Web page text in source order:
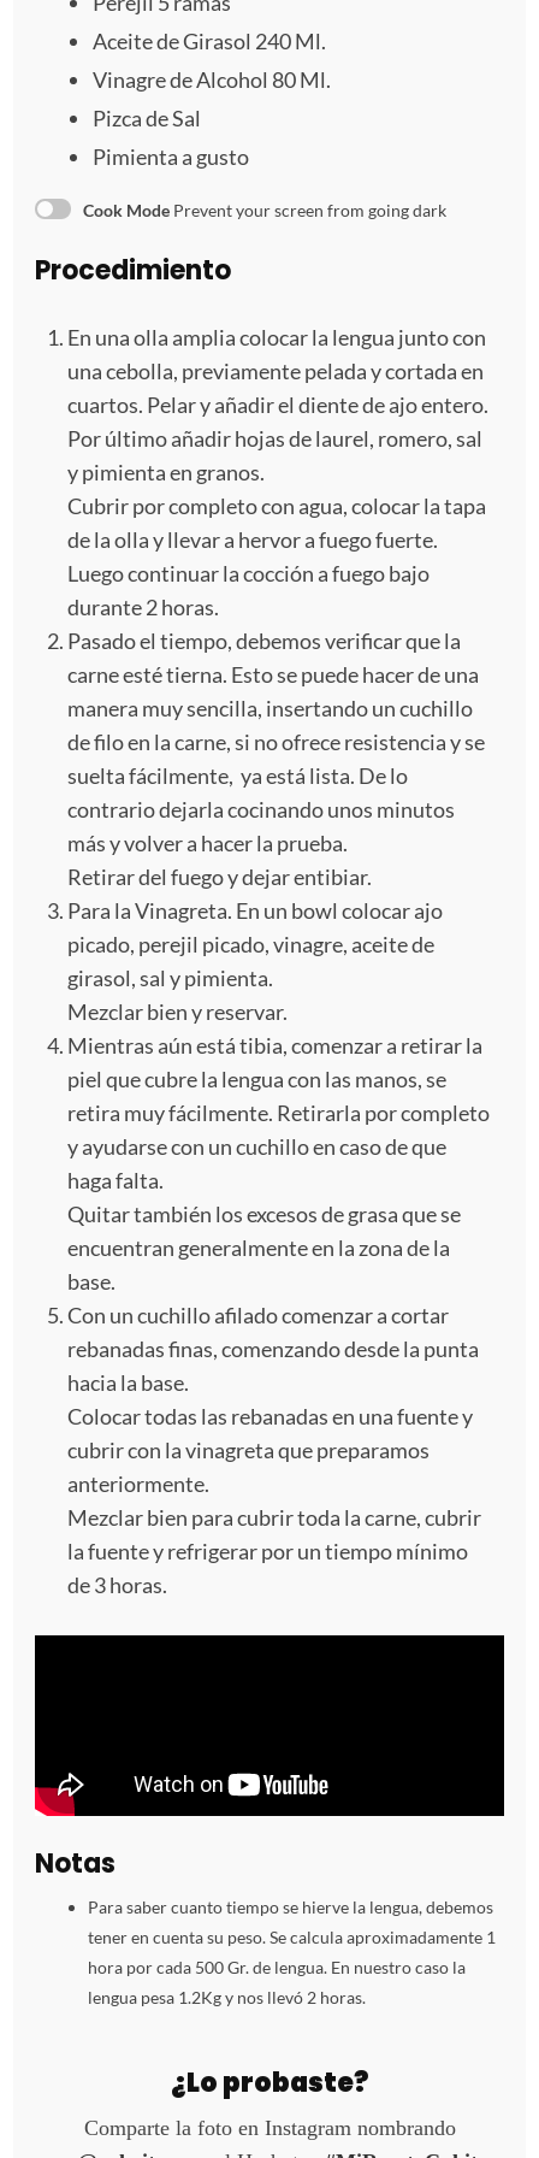
Aceite de Girasol 240 Ml.
Vinagre de Alcohol 80 Ml.
Pizca de Sal
Pimienta a gusto
Cook Mode Prevent your screen from going dark
Procedimiento
En una olla amplia colocar la lengua junto con
una cebolla, previamente pelada y cortada en
cuartos. Pelar y añadir el diente de ajo entero.
Por último añadir hojas de laurel, romero, sal
y pimienta en granos.
Cubrir por completo con agua, colocar la tapa
de la olla y llevar a hervor a fuego fuerte.
Luego continuar la cocción a fuego bajo
durante 2 horas.
Pasado el tiempo, debemos verificar que la
carne esté tierna. Esto se puede hacer de una
manera muy sencilla, insertando un cuchillo
de filo en la carne, si no ofrece resistencia y se
suelta fácilmente, ya está lista. De lo
contrario dejarla cocinando unos minutos
más y volver a hacer la prueba.
Retirar del fuego y dejar entibiar.
Para la Vinagreta. En un bowl colocar ajo
picado, perejil picado, vinagre, aceite de
girasol, sal y pimienta.
Mezclar bien y reservar.
Mientras aún está tibia, comenzar a retirar la
piel que cubre la lengua con las manos, se
retira muy fácilmente. Retirarla por completo
y ayudarse con un cuchillo en caso de que
haga falta.
Quitar también los excesos de grasa que se
encuentran generalmente en la zona de la
base.
Con un cuchillo afilado comenzar a cortar
rebanadas finas, comenzando desde la punta
hacia la base.
Colocar todas las rebanadas en una fuente y
cubrir con la vinagreta que preparamos
anteriormente.
Mezclar bien para cubrir toda la carne, cubrir
la fuente y refrigerar por un tiempo mínimo
de 3 horas.
Notas
Para saber cuanto tiempo se hierve la lengua, debemos
tener en cuenta su peso. Se calcula aproximadamente 1
hora por cada 500 Gr. de lengua. En nuestro caso la
lengua pesa 1.2Kg y nos llevó 2 horas.
¿Lo probaste?
Comparte la foto en Instagram nombrando